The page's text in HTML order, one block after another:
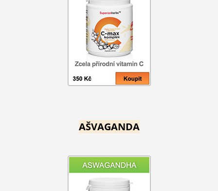
AŠVAGANDA